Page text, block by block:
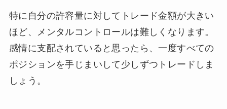
特に自分の許容量に対してトレード金額が大きい
ほど、メンタルコントロールは難しくなります。
感情に支配されていると思ったら、一度すべての
ポジションを手じまいして少しずつトレードしま
しょう。